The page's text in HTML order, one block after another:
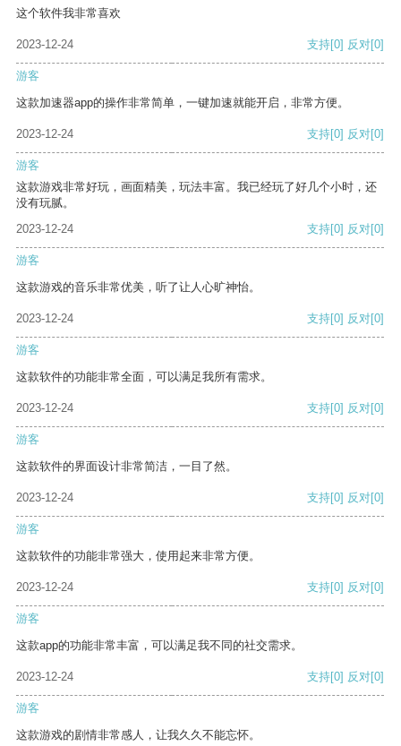
这个软件我非常喜欢
2023-12-24 支持[0] 反对[0]
游客
这款加速器app的操作非常简单，一键加速就能开启，非常方便。
2023-12-24 支持[0] 反对[0]
游客
这款游戏非常好玩，画面精美，玩法丰富。我已经玩了好几个小时，还
没有玩腻。
2023-12-24
支持[0] 反对[0]
游客
这款游戏的音乐非常优美，听了让人心旷神怡。
2023-12-24 支持[0] 反对[0]
游客
这款软件的功能非常全面，可以满足我所有需求。
2023-12-24 支持[0] 反对[0]
游客
这款软件的界面设计非常简洁，一目了然。
2023-12-24 支持[0] 反对[0]
游客
这款软件的功能非常强大，使用起来非常方便。
2023-12-24 支持[0] 反对[0]
游客
这款app的功能非常丰富，可以满足我不同的社交需求。
2023-12-24 支持[0] 反对[0]
游客
这款游戏的剧情非常感人，让我久久不能忘怀。